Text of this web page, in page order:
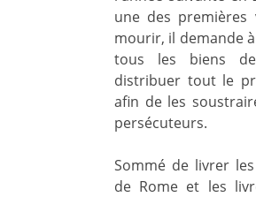
une des premières
mourir, il demande
tous les biens
distribuer tout le
afin de les
persécuteurs.
Sommé de livrer
de Rome et les